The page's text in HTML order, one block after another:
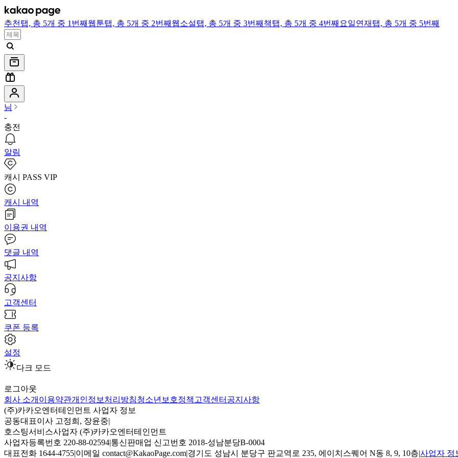
추천 탭, 총 5개 중 1번째 웹툰탭, 총 5개 중 2번째 웹소설탭, 총 5개 중 3번째 책탭, 총 5개 중 4번째 요일연재 탭, 총 5개 중 5번째
님
-
충전
알림
캐시 PASS VIP
캐시 내역
이용권 내역
댓글 내역
공지사항
고객센터
쿠폰 등록
설정
다크 모드
로그아웃
회사 소개 이용약관개인정보처리방침청소년보호정책 고객센터 공지사항
(주)카카오엔터테인먼트 사업자 정보
공동대표이사 고정희, 장윤중|
호스팅서비스사업자 (주)카카오엔터테인먼트
사업자등록번호 220-88-02594|통신판매업 신고번호 2018-성남분당B-0004
대표전화 1644-4755|이메일 contact@KakaoPage.com|경기도 성남시 분당구 판교역로 235, 에이치스퀘어 N동 8, 9, 10층|사업자 정